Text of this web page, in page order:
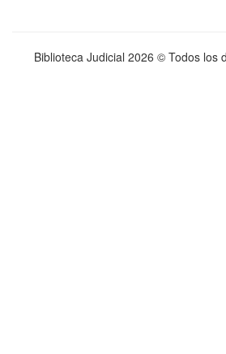
Biblioteca Judicial 2026 © Todos los